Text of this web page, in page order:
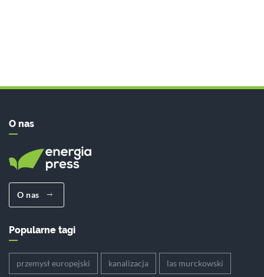
O nas
O nas
Popularne tagi
przemysł europejski kanalizacja las murckowski